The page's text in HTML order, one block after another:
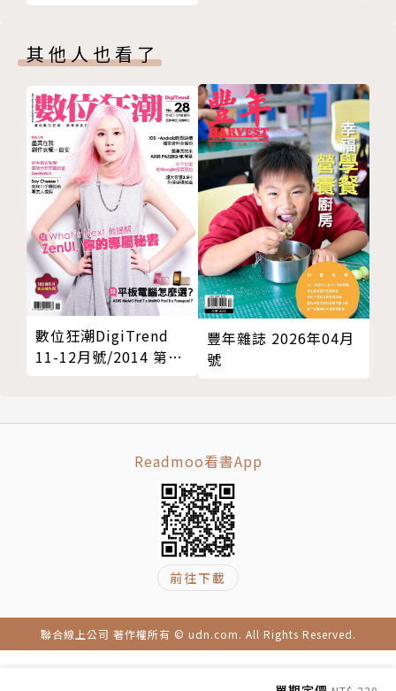
其他人也看了
數位狂潮DigiTrend
11-12月號/2014 第28
豐年雜誌 2026年04月
號
Readmoo看書App
前往下載
聯合線上公司 著作權所有 © udn.com. All Rights Reserved.